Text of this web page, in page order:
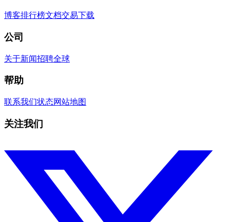
博客排行榜文档交易下载
公司
关于新闻招聘全球
帮助
联系我们状态网站地图
关注我们